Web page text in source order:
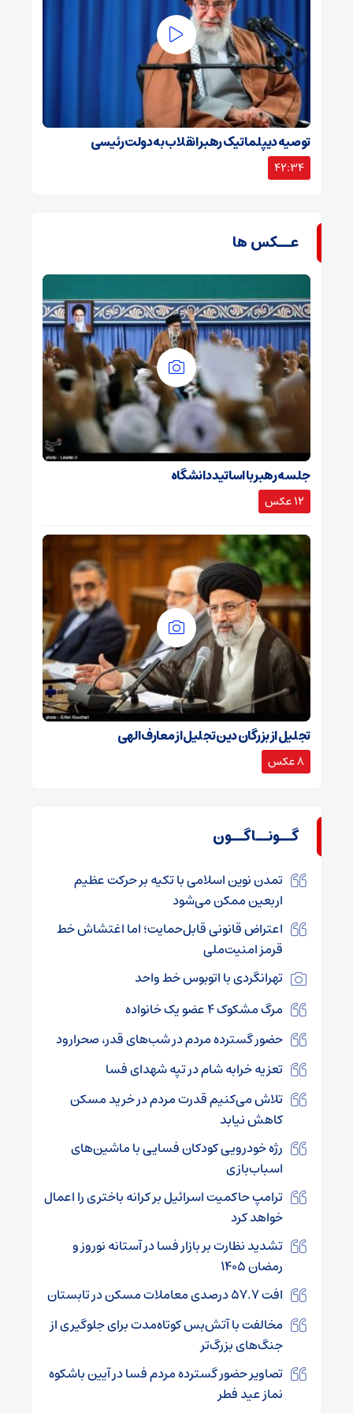
توصیه دیپلماتیک رهبر انقلاب به دولت رئیسی
42:34
عــکس ها
جلسه رهبر با اساتید دانشگاه
12 عکس
تجلیل از بزرگان دین تجلیل از معارف الهی
8 عکس
گــونــاگــون
تمدن نوین اسلامی با تکیه بر حرکت عظیم
اربعین ممکن می‌شود
اعتراض قانونی قابل‌حمایت؛ اما اغتشاش خط
قرمز امنیت‌ملی
تهرانگردی با اتوبوس خط واحد
مرگ مشکوک ۴ عضو یک خانواده
حضور گسترده مردم در شب‌های قدر، صحرارود
تعزیه خرابه شام در تپه شهدای فسا
تلاش می‌کنیم قدرت مردم در خرید مسکن
کاهش نیابد
رژه خودرویی کودکان فسایی با ماشین‌های
اسباب‌بازی
ترامپ حاکمیت اسرائیل بر کرانه باختری را اعمال
خواهد کرد
تشدید نظارت بر بازار فسا در آستانه نوروز و
رمضان ۱۴۰۵
افت 57.7 درصدی معاملات مسکن در تابستان
مخالفت با آتش‌بس کوتاه‌مدت برای جلوگیری از
جنگ‌های بزرگ‌تر
تصاویر حضور گسترده مردم فسا در آیین باشکوه
نماز عید فطر